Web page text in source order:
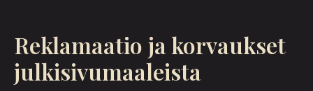
Reklamaatio ja korvaukset
julkisivumaaleista